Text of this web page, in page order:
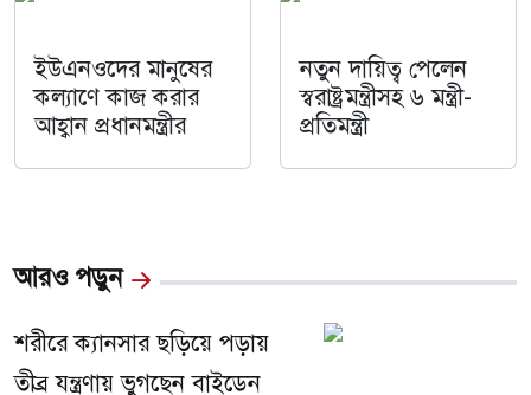
ইউএনওদের মানুষের
কল্যাণে কাজ করার
আহ্বান প্রধানমন্ত্রীর
নতুন দায়িত্ব পেলেন
স্বরাষ্ট্রমন্ত্রীসহ ৬ মন্ত্রী-
প্রতিমন্ত্রী
আরও পড়ুন
শরীরে ক্যানসার ছড়িয়ে পড়ায়
তীব্র যন্ত্রণায় ভুগছেন বাইডেন